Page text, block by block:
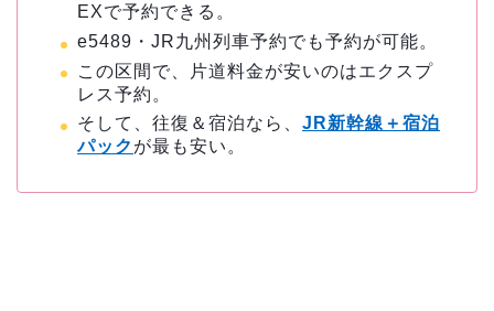
EXで予約できる。
e5489・JR九州列車予約でも予約が可能。
この区間で、片道料金が安いのはエクスプ
レス予約。
そして、往復＆宿泊なら、 JR新幹線＋宿泊
パック が最も安い。